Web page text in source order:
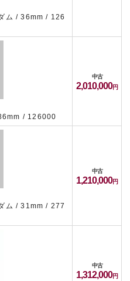
ム / 36mm / 126
/ 126000
中古
2,010,000
ム / 31mm / 277
中古
1,210,000
中古
1,312,000